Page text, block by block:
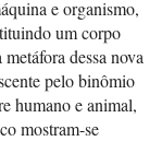
e organismo,
um corpo
dessa nova
pelo binômio
humano e animal,
mostram-se